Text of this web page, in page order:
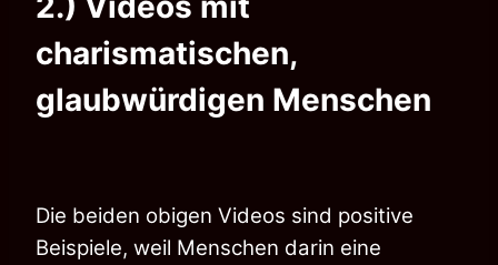
charismatischen,
glaubwürdigen Menschen
Die beiden obigen Videos sind positive
Beispiele, weil Menschen darin eine